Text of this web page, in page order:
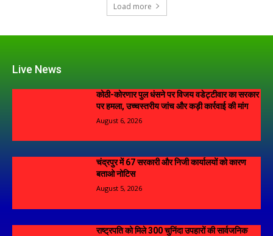
Load more
Live News
कोठी-कोरणार पुल धंसने पर विजय वडेट्टीवार का सरकार
पर हमला, उच्चस्तरीय जांच और कड़ी कार्रवाई की मांग
August 6, 2026
चंद्रपुर में 67 सरकारी और निजी कार्यालयों को कारण
बताओ नोटिस
August 5, 2026
राष्ट्रपति को मिले 300 चुनिंदा उपहारों की सार्वजनिक